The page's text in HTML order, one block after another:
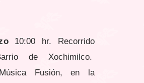
10:00 hr. Recorrido
de Xochimilco.
Fusión, en la